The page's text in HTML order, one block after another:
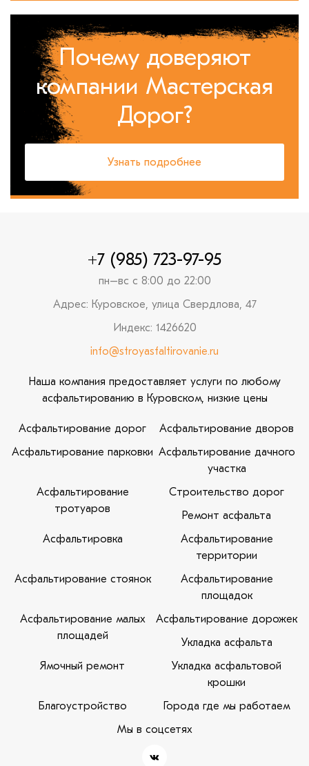
Почему доверяют
компании Мастерская
Дорог?
Узнать подробнее
+7 (985) 723-97-95
пн–вс с 8:00 до 22:00
Адрес: Куровское, улица Свердлова, 47
Индекс: 1426620
info@stroyasfaltirovanie.ru
Наша компания предоставляет услуги по любому
асфальтированию в Куровском, низкие цены
Асфальтирование дорог
Асфальтирование дворов
Асфальтирование парковки Асфальтирование дачного
участка
Асфальтирование
тротуаров
Строительство дорог
Ремонт асфальта
Асфальтировка
Асфальтирование
территории
Асфальтирование стоянок
Асфальтирование
площадок
Асфальтирование малых
площадей
Асфальтирование дорожек
Укладка асфальта
Ямочный ремонт
Укладка асфальтовой
крошки
Благоустройство
Города где мы работаем
Мы в соцсетях